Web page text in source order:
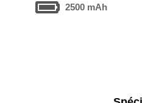
2500 mAh